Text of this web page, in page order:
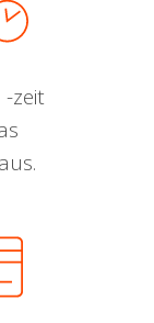
zeit